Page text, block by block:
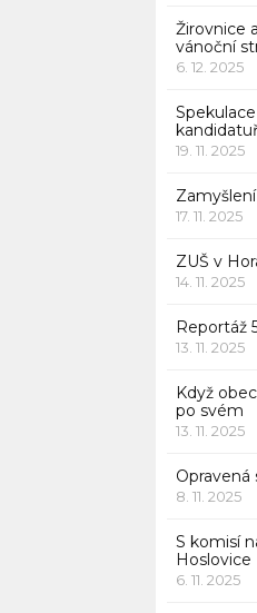
Žirovnice
vánoční
6. 12. 2025
19. 11. 2025
17. 11. 2025
ZUŠ v
14. 11. 2025
Reportáž
13. 11. 2025
Když
po svém
13. 11. 2025
Opravená
8. 11. 2025
S komisí
Hoslovice
6. 11. 2025